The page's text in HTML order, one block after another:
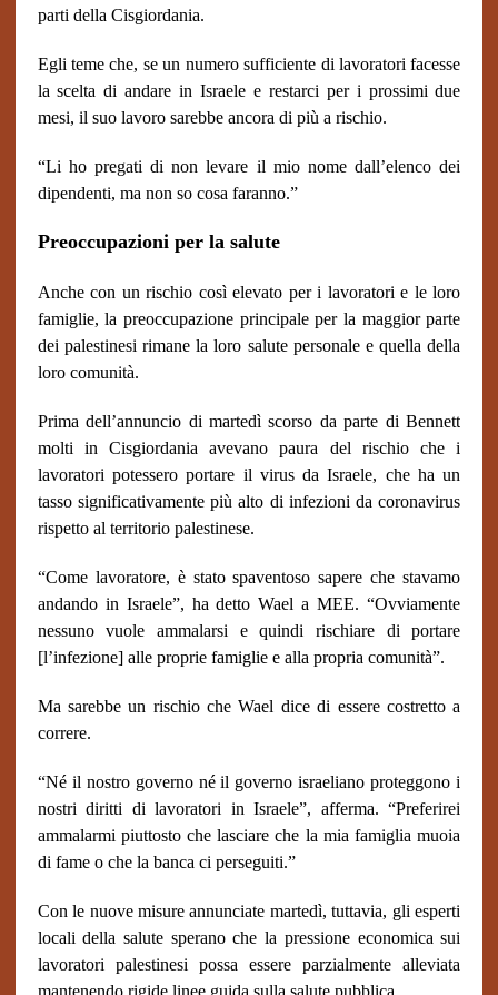
parti della Cisgiordania.
Egli teme che, se un numero sufficiente di lavoratori facesse
la scelta di andare in Israele e restarci per i prossimi due
mesi, il suo lavoro sarebbe ancora di più a rischio.
“Li ho pregati di non levare il mio nome dall’elenco dei
dipendenti, ma non so cosa faranno.”
Preoccupazioni per la salute
Anche con un rischio così elevato per i lavoratori e le loro
famiglie, la preoccupazione principale per la maggior parte
dei palestinesi rimane la loro salute personale e quella della
loro comunità.
Prima dell’annuncio di martedì scorso da parte di Bennett
molti in Cisgiordania avevano paura del rischio che i
lavoratori potessero portare il virus da Israele, che ha un
tasso significativamente più alto di infezioni da coronavirus
rispetto al territorio palestinese.
“Come lavoratore, è stato spaventoso sapere che stavamo
andando in Israele”, ha detto Wael a MEE. “Ovviamente
nessuno vuole ammalarsi e quindi rischiare di portare
[l’infezione] alle proprie famiglie e alla propria comunità”.
Ma sarebbe un rischio che Wael dice di essere costretto a
correre.
“Né il nostro governo né il governo israeliano proteggono i
nostri diritti di lavoratori in Israele”, afferma. “Preferirei
ammalarmi piuttosto che lasciare che la mia famiglia muoia
di fame o che la banca ci perseguiti.”
Con le nuove misure annunciate martedì, tuttavia, gli esperti
locali della salute sperano che la pressione economica sui
lavoratori palestinesi possa essere parzialmente alleviata